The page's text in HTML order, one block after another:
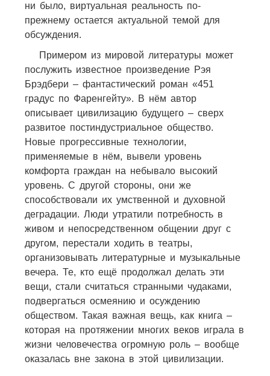
ни было, виртуальная реальность по-
прежнему остается актуальной темой для
обсуждения.
Примером из мировой литературы может
послужить известное произведение Рэя
Брэдбери – фантастический роман «451
градус по Фаренгейту». В нём автор
описывает цивилизацию будущего – сверх
развитое постиндустриальное общество.
Новые прогрессивные технологии,
применяемые в нём, вывели уровень
комфорта граждан на небывало высокий
уровень. С другой стороны, они же
способствовали их умственной и духовной
деградации. Люди утратили потребность в
живом и непосредственном общении друг с
другом, перестали ходить в театры,
организовывать литературные и музыкальные
вечера. Те, кто ещё продолжал делать эти
вещи, стали считаться странными чудаками,
подвергаться осмеянию и осуждению
обществом. Такая важная вещь, как книга –
которая на протяжении многих веков играла в
жизни человечества огромную роль – вообще
оказалась вне закона в этой цивилизации.